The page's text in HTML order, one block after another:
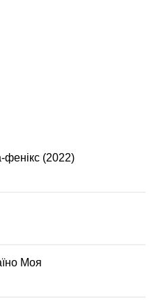
фенікс (2022)
Моя